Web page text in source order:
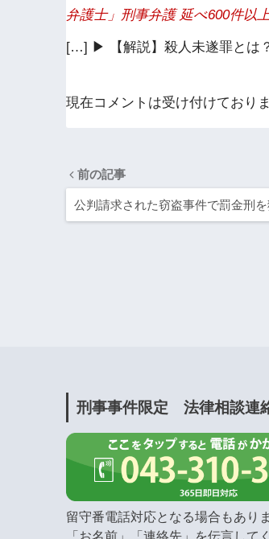
弁護士」刑事弁護 延べ600件以
[…] ▶ 【解説】殺人未遂罪とは
現在コメントは受け付けておりま
前の記事
公判請求された窃盗事件で罰金刑
刑事事件限定 法律相談連
留守番電話対応となる場合もあり
「お名前」「連絡先」を伝言して